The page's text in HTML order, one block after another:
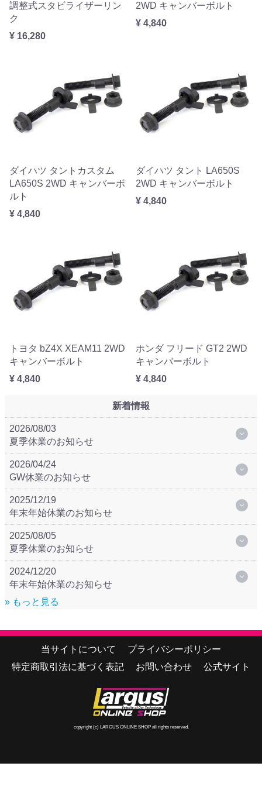
調整式スタビライザーリン
ク
¥ 16,280
2WD キャンバーボルト
¥ 4,840
ダイハツ タントカスタム
LA650S 2WD キャンバーボ
ルト
¥ 4,840
ダイハツ タント LA650S
2WD キャンバーボルト
¥ 4,840
トヨタ bZ4X XEAM11 2WD
キャンバーボルト
¥ 4,840
ホンダ フリード GT2 2WD
キャンバーボルト
¥ 4,840
新着情報
2026/08/03
夏季休業のお知らせ
2026/04/24
GW休業のお知らせ
2025/12/19
年末年始休業のお知らせ
2025/08/05
夏季休業のお知らせ
2024/12/20
年末年始休業のお知らせ
» もっと見る
当サイトについて
プライバシーポリシー
特定商取引法に基づく表記
お問い合わせ 公式サイト
copyright (c) LARGUS ONLINE SHOP all rights reserved.